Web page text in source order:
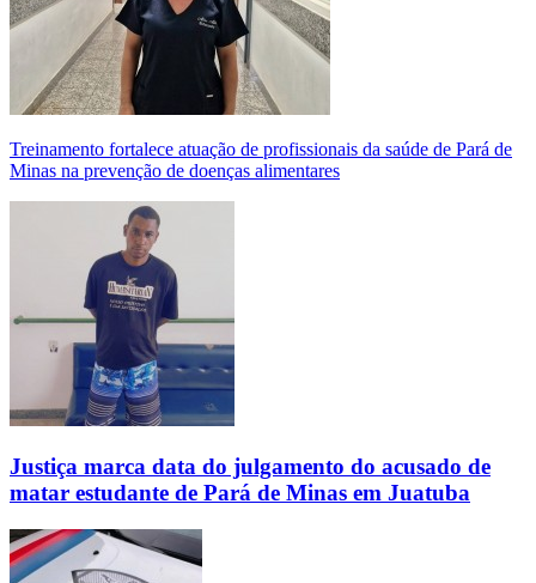
Treinamento fortalece atuação de profissionais da saúde de Pará de
Minas na prevenção de doenças alimentares
Justiça marca data do julgamento do acusado de
matar estudante de Pará de Minas em Juatuba